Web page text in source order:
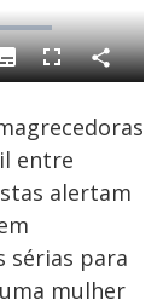
Subtitles
Fullscreen
entre
alertam
sérias para
mulher